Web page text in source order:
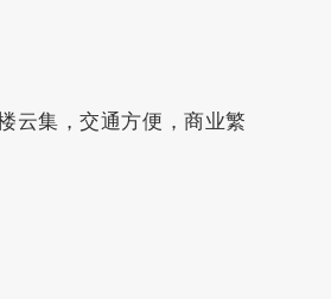
，交通方便，商业繁